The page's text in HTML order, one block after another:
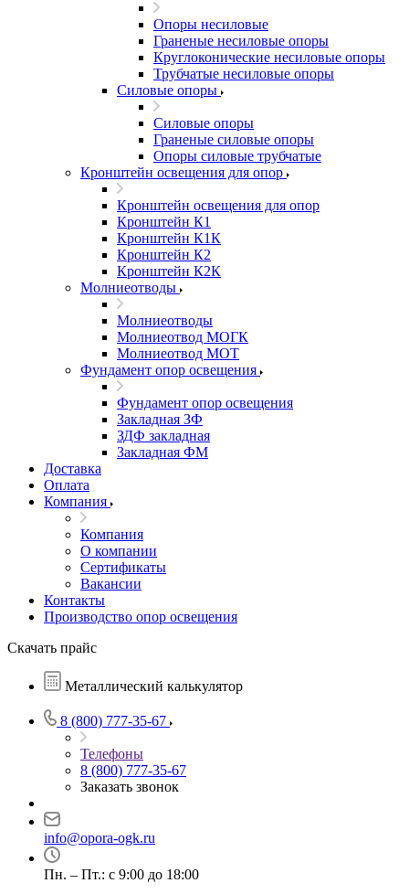
Опоры несиловые
Граненые несиловые опоры
Круглоконические несиловые опоры
Трубчатые несиловые опоры
Силовые опоры
Силовые опоры
Граненые силовые опоры
Опоры силовые трубчатые
Кронштейн освещения для опор
Кронштейн освещения для опор
Кронштейн К1
Кронштейн К1К
Кронштейн К2
Кронштейн К2К
Молниеотводы
Молниеотводы
Молниеотвод МОГК
Молниеотвод МОТ
Фундамент опор освещения
Фундамент опор освещения
Закладная ЗФ
ЗДФ закладная
Закладная ФМ
Доставка
Оплата
Компания
Компания
О компании
Сертификаты
Вакансии
Контакты
Производство опор освещения
Скачать прайс
Металлический калькулятор
8 (800) 777-35-67
Телефоны
8 (800) 777-35-67
Заказать звонок
info@opora-ogk.ru
Пн. – Пт.: с 9:00 до 18:00